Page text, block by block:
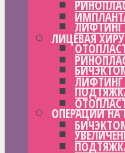
ОПЕРАЦИИ
ЛИЦЕВАЯ